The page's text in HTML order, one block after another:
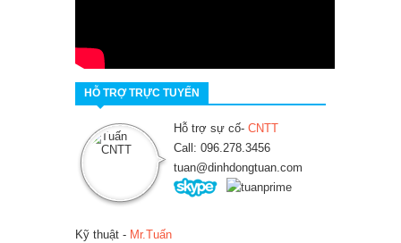
HỖ TRỢ TRỰC TUYẾN
Hỗ trợ sự cố- CNTT
Call: 096.278.3456
tuan@dinhdongtuan.com
Kỹ thuật - Mr.Tuấn